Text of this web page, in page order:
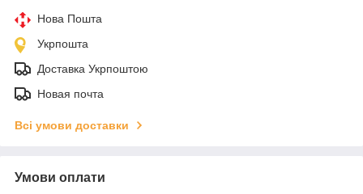
Нова Пошта
Укрпошта
Доставка Укрпоштою
Новая почта
Всі умови доставки
Умови оплати